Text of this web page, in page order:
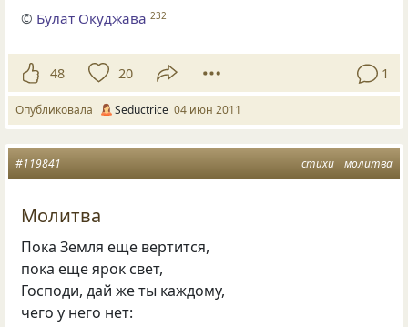
© Булат Окуджава 232
48 20 1
Опубликовала Seductrice 04 июн 2011
стихи молитва
#119841
Молитва
Пока Земля еще вертится,
пока еще ярок свет,
Господи, дай же ты каждому,
чего у него нет: